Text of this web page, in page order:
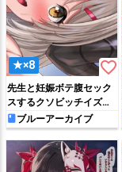
★×8 favorite_border
先生と妊娠ボテ腹セック
スするクソビッチイズミ
ちゃん
ブルーアーカイブ